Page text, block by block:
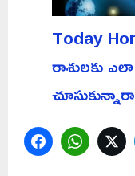
Today
రాశులకు
Facebook